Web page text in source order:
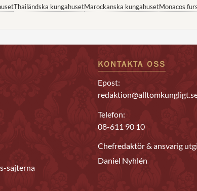
Thailändska kungahusetMarockanska kungahusetMonacos
sajterna
KONTAKTA OSS
Epost:
Telefon:
08-611 90 10
Chefredaktör & ansvarig
Daniel Nyhlén